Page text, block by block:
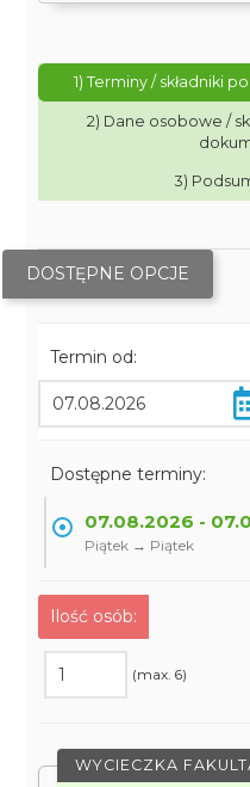
1) Terminy / składniki
2) Dane osobowe /
3)
DOSTĘPNE OPCJE
Termin od:
Dostępne terminy:
07.08.2026 -
Piątek → Piątek
Ilość osób:
(max. 6)
WYCIECZKA